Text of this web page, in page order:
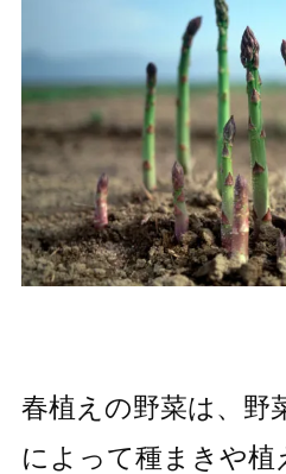
春植えの野菜は、野
によって種まきや植